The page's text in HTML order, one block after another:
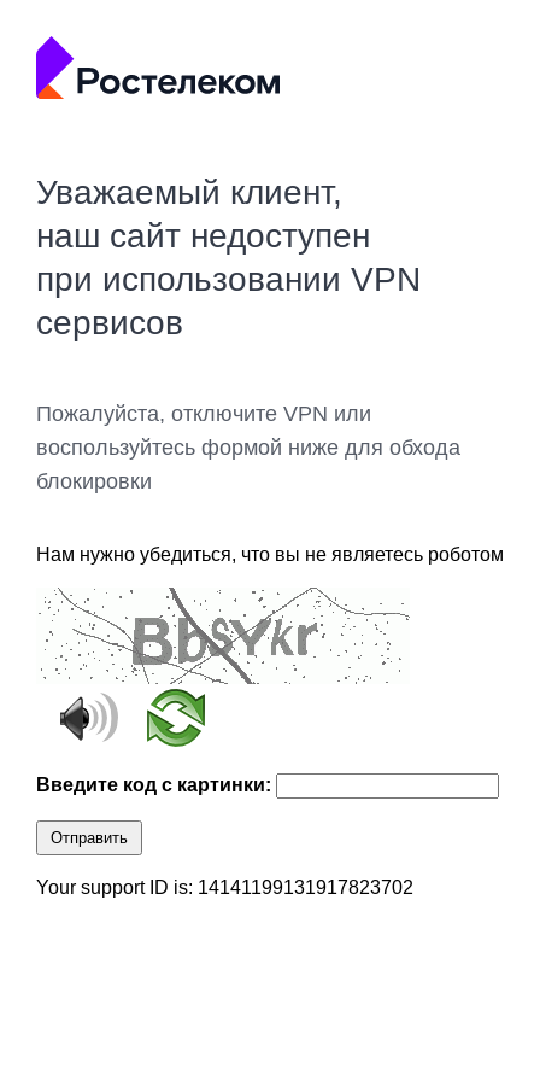
Уважаемый клиент,
наш сайт недоступен
при использовании VPN
сервисов
Пожалуйста, отключите VPN или
воспользуйтесь формой ниже для обхода
блокировки
Нам нужно убедиться, что вы не являетесь роботом
Введите код с картинки:
Отправить
Your support ID is: 14141199131917823702